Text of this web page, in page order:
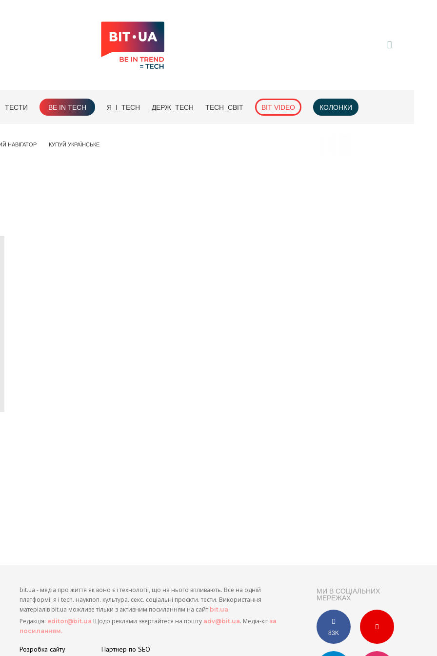
ТЕСТИ BE IN TECH Я_І_TECH ДЕРЖ_TECH TECH_СВІТ BIT VIDEO КОЛОНКИ
НАВІГАТОР КУПУЙ УКРАЇНСЬКЕ
МИ В СОЦІАЛЬНИХ
МЕРЕЖАХ
83K
bit.ua - медіа про життя як воно є і технології, що на нього впливають. Все на одній
платформі: я і tech. наукпоп. культура. секс. соціальні проєкти. тести. Використання
матеріалів bit.ua можливе тільки з активним посиланням на сайт bit.ua.
Редакція: editor@bit.ua Щодо реклами звертайтеся на пошту adv@bit.ua. Медіа-кіт за
посиланням.
Розробка сайту Партнер по SEO